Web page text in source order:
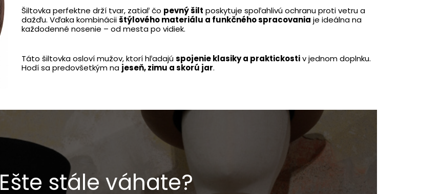
Šiltovka perfektne drží tvar, zatiaľ čo pevný šilt poskytuje spoľahlivú ochranu proti vetru a
dažďu. Vďaka kombináciištýlového materiálu a funkčného spracovania je ideálna na
každodenné nosenie – od mesta po vidiek.
Táto šiltovka osloví mužov, ktorí hľadajúspojenie klasiky a praktickostiv jednom doplnku.
Hodí sa predovšetkým na jeseň, zimu a skorú jar.
Ešte stále váhate?